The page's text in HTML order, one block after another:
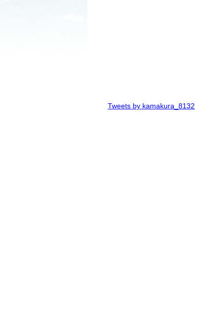
Tweets by kamakura_8132